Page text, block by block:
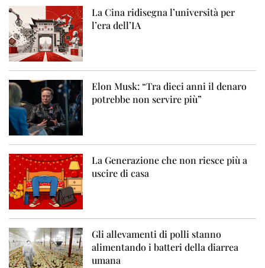
La Cina ridisegna l’università per
l’era dell’IA
Elon Musk: “Tra dieci anni il denaro
potrebbe non servire più”
La Generazione che non riesce più a
uscire di casa
Gli allevamenti di polli stanno
alimentando i batteri della diarrea
umana